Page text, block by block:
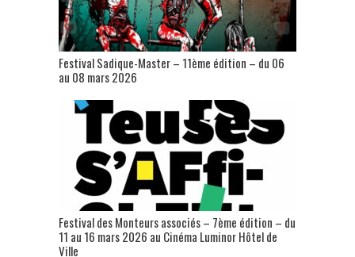
Festival Sadique-Master – 11ème édition – du 06
au 08 mars 2026
Festival des Monteurs associés – 7ème édition – du
11 au 16 mars 2026 au Cinéma Luminor Hôtel de
Ville